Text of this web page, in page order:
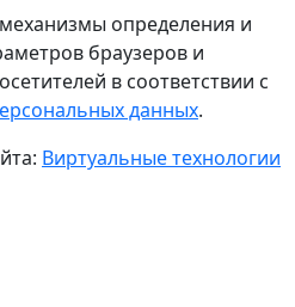
определения и
браузеров и
в соответствии с
данных.
Виртуальные технологии